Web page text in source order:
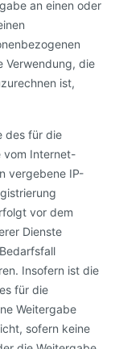
an einen oder
Verwendung, die
ist,
des für die
vom Internet-
vergebene IP-
vor dem
Dienste
Insofern ist die
für die
Weitergabe
sofern keine